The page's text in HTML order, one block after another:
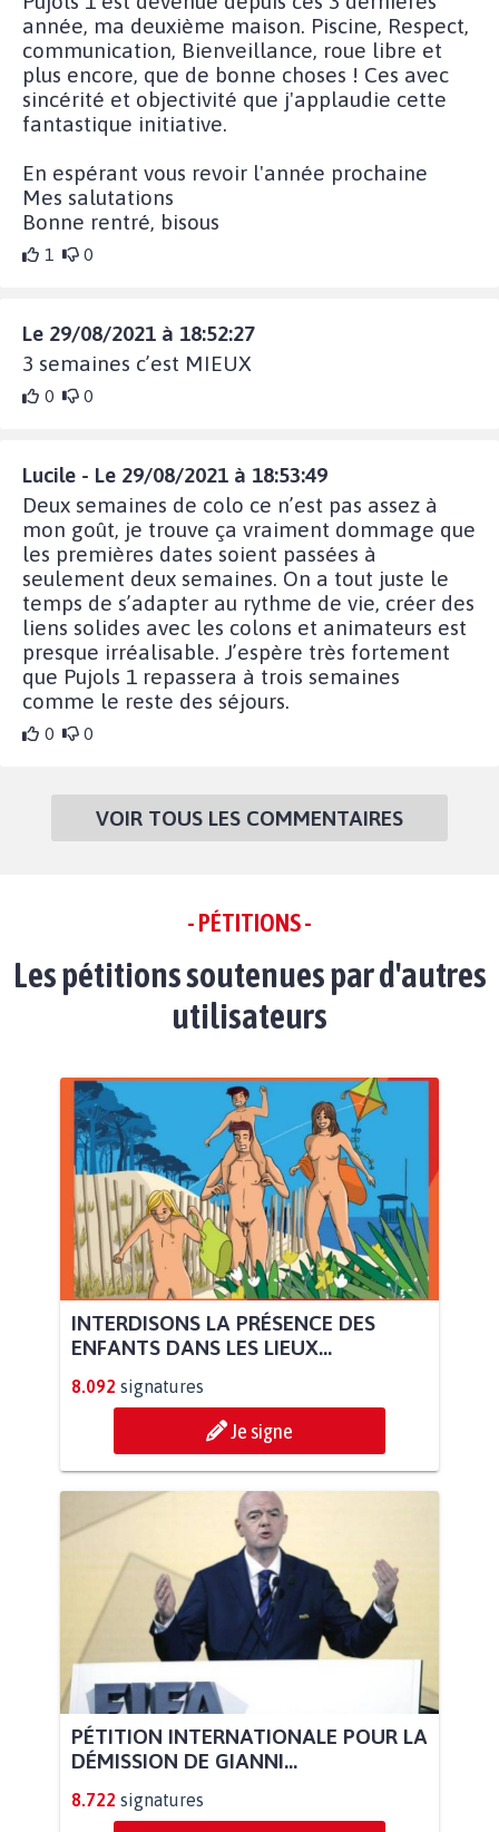
année, ma deuxième maison. Piscine, Respect,
communication, Bienveillance, roue libre et
plus encore, que de bonne choses ! Ces avec
sincérité et objectivité que j'applaudie cette
fantastique initiative.
En espérant vous revoir l'année prochaine
Mes salutations
Bonne rentré, bisous
1 0
Le 29/08/2021 à 18:52:27
3 semaines c’est MIEUX
0 0
Lucile - Le 29/08/2021 à 18:53:49
Deux semaines de colo ce n’est pas assez à
mon goût, je trouve ça vraiment dommage que
les premières dates soient passées à
seulement deux semaines. On a tout juste le
temps de s’adapter au rythme de vie, créer des
liens solides avec les colons et animateurs est
presque irréalisable. J’espère très fortement
que Pujols 1 repassera à trois semaines
comme le reste des séjours.
0 0
VOIR TOUS LES COMMENTAIRES
- PÉTITIONS -
Les pétitions soutenues par d'autres
utilisateurs
INTERDISONS LA PRÉSENCE DES
ENFANTS DANS LES LIEUX...
8.092 signatures
Je signe
PÉTITION INTERNATIONALE POUR LA
DÉMISSION DE GIANNI...
8.722 signatures